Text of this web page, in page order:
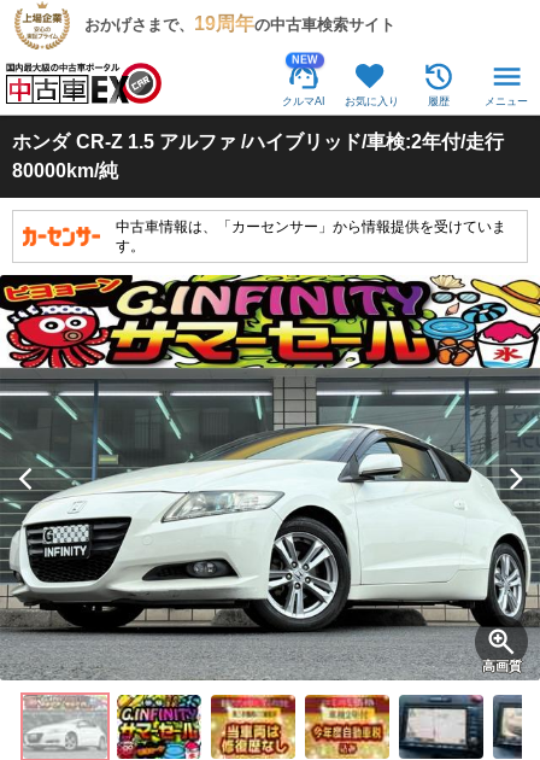
おかげさまで、 19周年の中古車検索サイト
NEW
クルマAI お気に入り 履歴 メニュー
ホンダ CR-Z 1.5 アルファ /ハイブリッド/車検:2年付/走行
80000km/純
中古車情報は、「カーセンサー」から情報提供を受けていま
す。
高画質